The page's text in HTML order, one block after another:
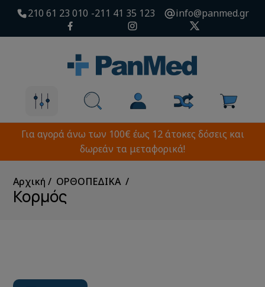
210 61 23 010 211 41 35 123 info@panmed.gr
Για αγορά άνω των 100€ έως 12 άτοκες δόσεις και
δωρεάν τα μεταφορικά!
Αρχική ΟΡΘΟΠΕΔΙΚΑ
Κορμός